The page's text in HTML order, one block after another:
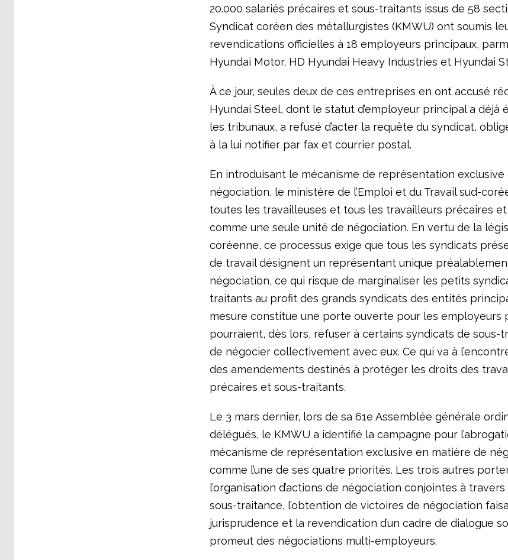
20.000 salariés précaires et sous-traitants issus de 58
Syndicat coréen des métallurgistes (KMWU) ont soumis
revendications officielles à 18 employeurs principaux,
Hyundai Motor, HD Hyundai Heavy Industries et Hyundai
À ce jour, seules deux de ces entreprises en ont accusé
Hyundai Steel, dont le statut d’employeur principal a déjà
les tribunaux, a refusé d’acter la requête du syndicat,
à la lui notifier par fax et courrier postal.
En introduisant le mécanisme de représentation
négociation, le ministère de l’Emploi et du Travail sud-
toutes les travailleuses et tous les travailleurs précaires
comme une seule unité de négociation. En vertu de la
coréenne, ce processus exige que tous les syndicats
de travail désignent un représentant unique
négociation, ce qui risque de marginaliser les petits
traitants au profit des grands syndicats des entités
mesure constitue une porte ouverte pour les employeurs
pourraient, dès lors, refuser à certains syndicats de sous-
de négocier collectivement avec eux. Ce qui va à
des amendements destinés à protéger les droits des
précaires et sous-traitants.
Le 3 mars dernier, lors de sa 61e Assemblée générale
délégués, le KMWU a identifié la campagne pour
mécanisme de représentation exclusive en matière de
comme l’une de ses quatre priorités. Les trois autres
l’organisation d’actions de négociation conjointes à
sous-traitance, l’obtention de victoires de négociation
jurisprudence et la revendication d’un cadre de dialogue
promeut des négociations multi-employeurs.